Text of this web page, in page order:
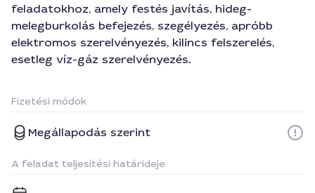
feladatokhoz, amely festés javítás, hideg-
melegburkolás befejezés, szegélyezés, apróbb
elektromos szerelvényezés, kilincs felszerelés,
esetleg víz-gáz szerelvényezés.
Fizetési módok
Megállapodás szerint
A feladat teljesítési határideje